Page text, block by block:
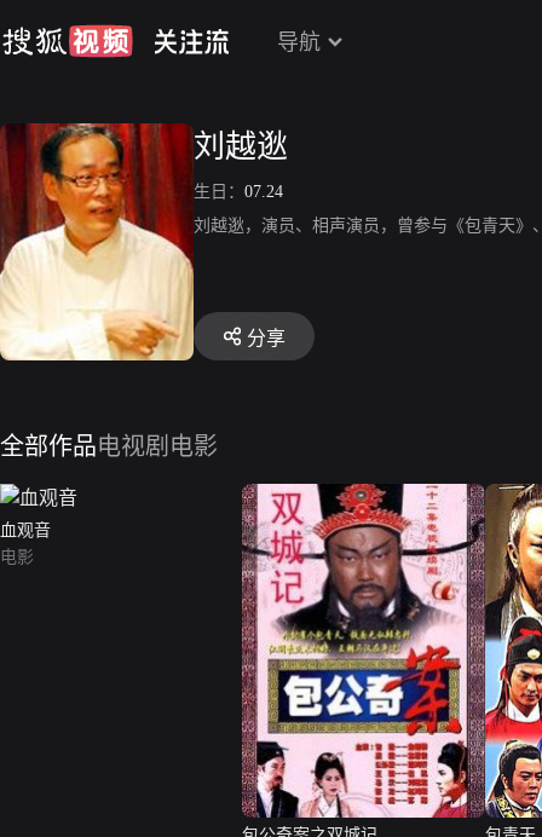
导航
刘越逖
生日： 07.24
刘越逖，演员、相声演员，曾参与《包青天
分享
全部作品电视剧 电影
血观音
电影